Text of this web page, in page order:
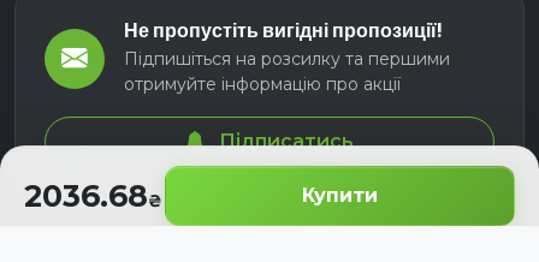
2036.68 Купити
Не пропустіть вигідні пропозиції!
Підпишіться на розсилку та першими
отримуйте інформацію про акції
Підписатись